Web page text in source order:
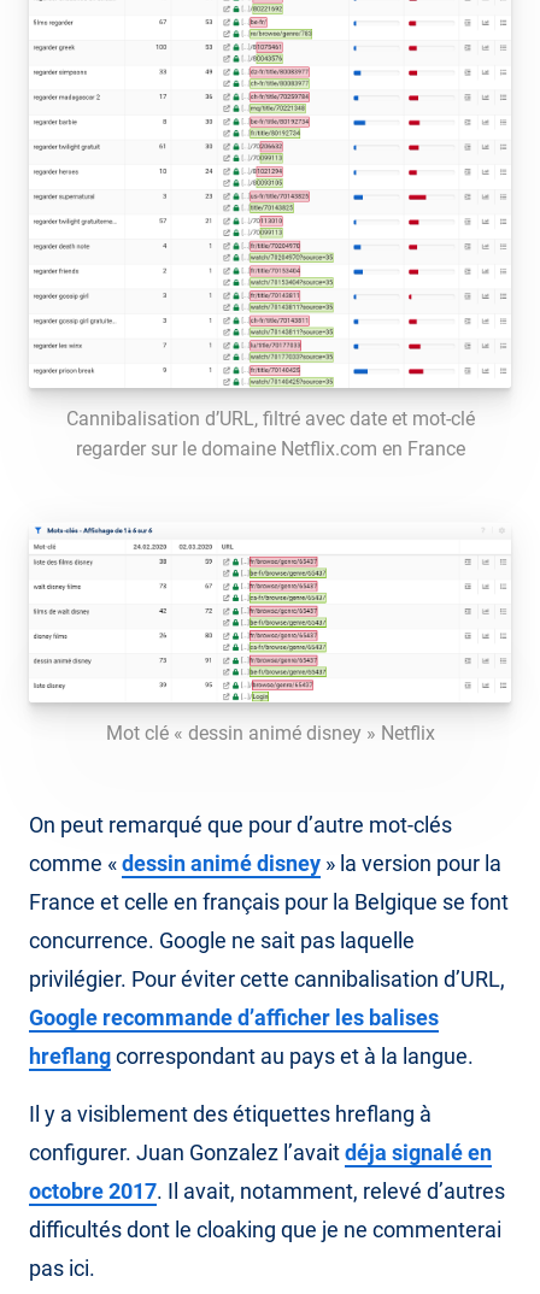
Cannibalisation d’URL, filtré avec date et mot-clé
regarder sur le domaine Netflix.com en France
Mot clé « dessin animé disney » Netflix
On peut remarqué que pour d’autre mot-clés
comme «dessin animé disney » la version pour la
France et celle en français pour la Belgique se font
concurrence. Google ne sait pas laquelle
privilégier. Pour éviter cette cannibalisation d’URL,
Google recommande d’afficher les balises
hreflangcorrespondant au pays et à la langue.
Il y a visiblement des étiquettes hreflang à
configurer. Juan Gonzalez l’avaitdéja signalé en
octobre 2017. Il avait, notamment, relevé d’autres
difficultés dont le cloaking que je ne commenterai
pas ici.